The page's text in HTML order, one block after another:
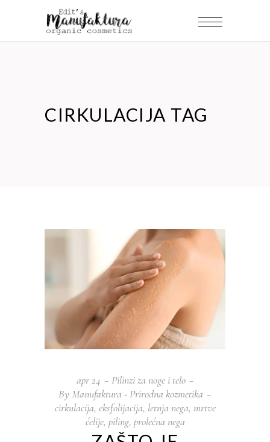
CIRKULACIJA TAG
apr 24
Pilinzi za noge i telo
By Manufaktura - Prirodna kozmetika
cirkulacija, eksfolijacija, letnja nega, mrtve
ćelije, piling, prolećna nega